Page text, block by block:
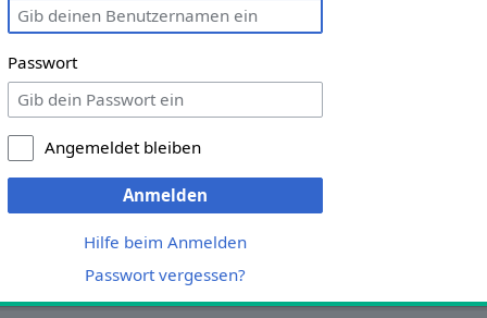
Passwort
Angemeldet bleiben
Anmelden
Hilfe beim Anmelden
Passwort vergessen?